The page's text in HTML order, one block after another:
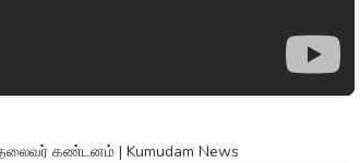
தலைவர் கண்டனம் | Kumudam News